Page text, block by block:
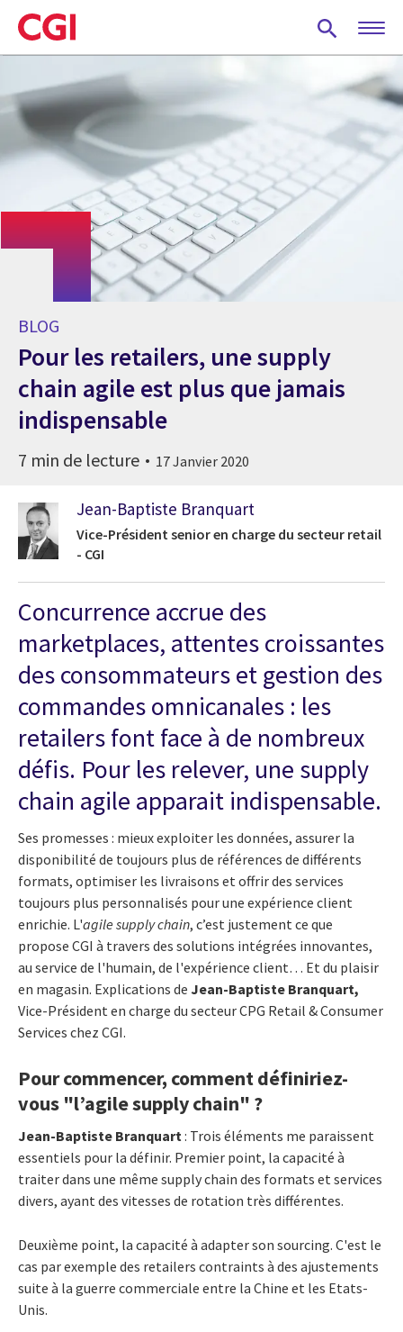
Skip
to
main
BLOG
Pour les retailers, une supply
chain agile est plus que jamais
indispensable
7 min de lecture 17 Janvier 2020
Jean-Baptiste Branquart
Vice-Président senior en charge du secteur retail
- CGI
Concurrence accrue des
marketplaces, attentes croissantes
des consommateurs et gestion des
commandes omnicanales : les
retailers font face à de nombreux
défis. Pour les relever, une supply
chain agile apparait indispensable.
Ses promesses : mieux exploiter les données, assurer la
disponibilité de toujours plus de références de différents
formats, optimiser les livraisons et offrir des services
toujours plus personnalisés pour une expérience client
enrichie. L'agile supply chain, c’est justement ce que
propose CGI à travers des solutions intégrées innovantes,
au service de l'humain, de l'expérience client… Et du plaisir
en magasin. Explications de Jean-Baptiste Branquart,
Vice-Président en charge du secteur CPG Retail & Consumer
Services chez CGI.
Pour commencer, comment définiriez-
vous "l’agile supply chain" ?
Jean-Baptiste Branquart: Trois éléments me paraissent
essentiels pour la définir. Premier point, la capacité à
traiter dans une même supply chain des formats et services
divers, ayant des vitesses de rotation très différentes.
Deuxième point, la capacité à adapter son sourcing. C'est le
cas par exemple des retailers contraints à des ajustements
suite à la guerre commerciale entre la Chine et les Etats-
Unis.